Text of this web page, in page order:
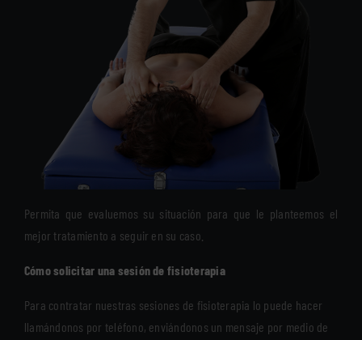
Permita que evaluemos su situación para que le planteemos el
mejor tratamiento a seguir en su caso.
Cómo solicitar una sesión de fisioterapia
Para contratar nuestras sesiones de fisioterapia lo puede hacer
llamándonos por teléfono, enviándonos un mensaje por medio de